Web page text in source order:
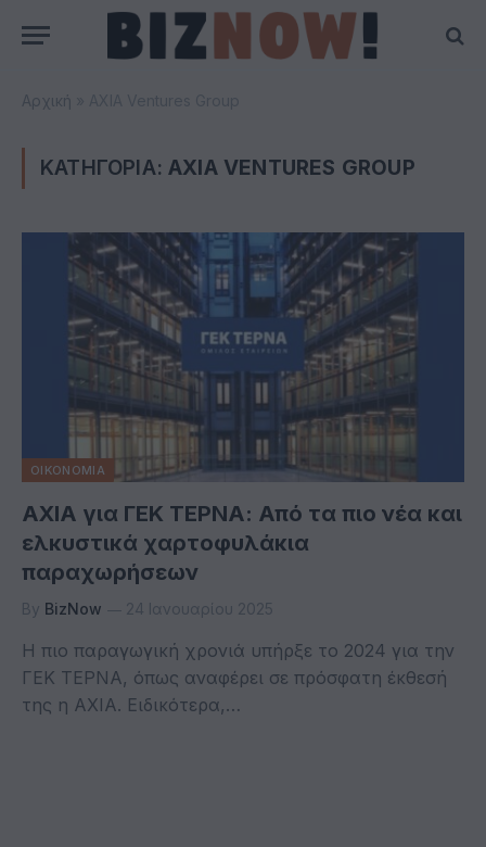
Αρχική
ΚΑΤΗΓΟΡΙΑ:AXIA VENTURES GROUP
ΟΙΚΟΝΟΜΙΑ
ΑΧΙΑ για ΓΕΚ ΤΕΡΝΑ: Από τα πιο νέα και
ελκυστικά χαρτοφυλάκια
παραχωρήσεων
By BizNow 24 Ιανουαρίου 2025
H πιο παραγωγική χρονιά υπήρξε το 2024 για την
ΓΕΚ ΤΕΡΝΑ, όπως αναφέρει σε πρόσφατη έκθεσή
της η AXIA. Ειδικότερα,…